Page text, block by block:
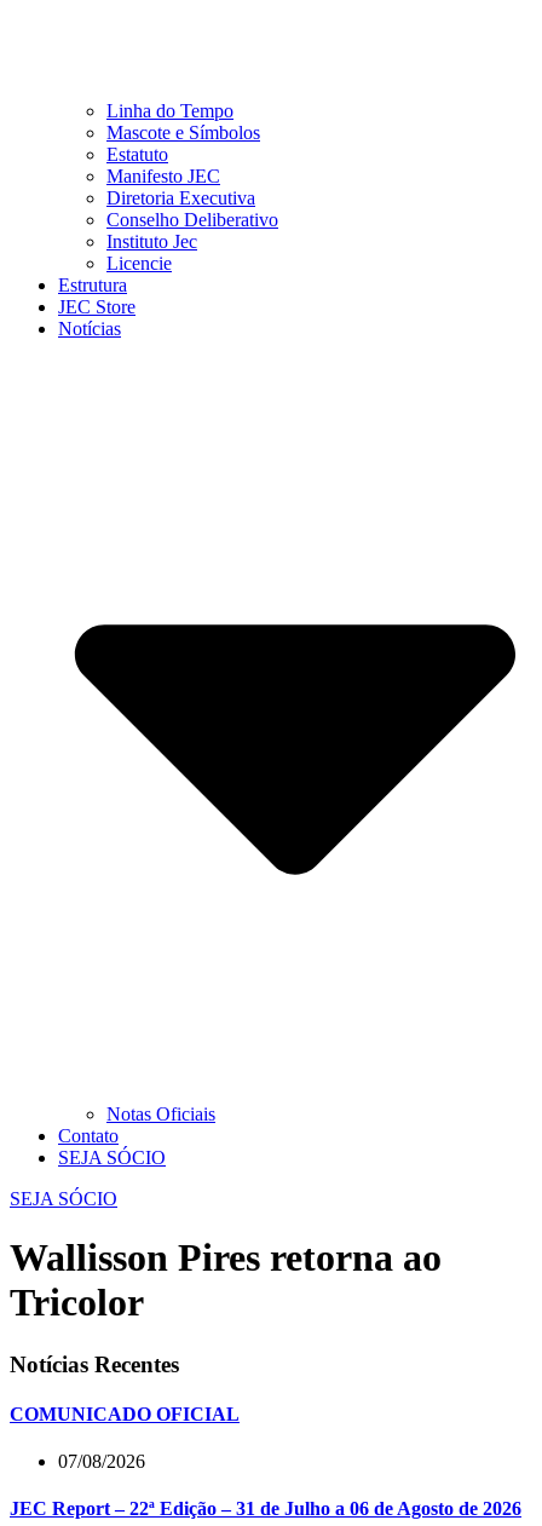
Linha do Tempo
Mascote e Símbolos
Estatuto
Manifesto JEC
Diretoria Executiva
Conselho Deliberativo
Instituto Jec
Licencie
Estrutura
JEC Store
Notícias
Notas Oficiais
Contato
SEJA SÓCIO
SEJA SÓCIO
Wallisson Pires retorna ao
Tricolor
Notícias Recentes
COMUNICADO OFICIAL
07/08/2026
JEC Report – 22ª Edição – 31 de Julho a 06 de Agosto de 2026